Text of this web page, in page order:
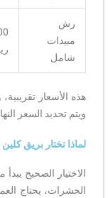
رش
مبيدات
شامل
هذه الأسعار
ويتم تحديد السعر
لماذا تختار بريق
الاختيار الصحيح
الحشرات، يحتاج